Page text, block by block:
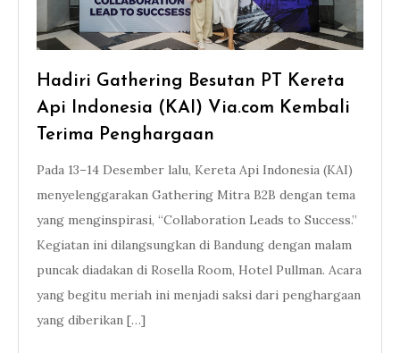
Hadiri Gathering Besutan PT Kereta
Api Indonesia (KAI) Via.com Kembali
Terima Penghargaan
Pada 13–14 Desember lalu, Kereta Api Indonesia (KAI)
menyelenggarakan Gathering Mitra B2B dengan tema
yang menginspirasi, “Collaboration Leads to Success.”
Kegiatan ini dilangsungkan di Bandung dengan malam
puncak diadakan di Rosella Room, Hotel Pullman. Acara
yang begitu meriah ini menjadi saksi dari penghargaan
yang diberikan […]